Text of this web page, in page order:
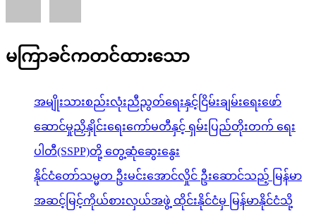
မကြာခင်ကတင်ထားသော
အမျိုးသားစည်းလုံးညီညွတ်ရေးနှင့်ငြိမ်းချမ်းရေးဖော်
ဆောင်မှုညှိနှိုင်းရေးကော်မတီနှင့် ရှမ်းပြည်တိုးတက် ရေး
ပါတီ(SSPP)တို့ တွေ့ဆုံဆွေးနွေး
နိုင်ငံတော်သမ္မတ ဦးမင်းအောင်လှိုင် ဦးဆောင်သည့် မြန်မာ
အဆင့်မြင့်ကိုယ်စားလှယ်အဖွဲ့ ထိုင်းနိုင်ငံမှ မြန်မာနိုင်ငံသို့